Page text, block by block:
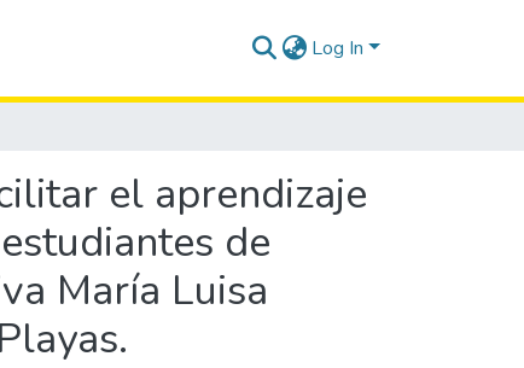
Log In
el aprendizaje
de
María Luisa